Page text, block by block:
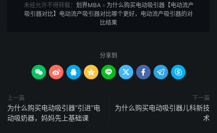
未经允许不得转载： 划界MBA» 为什么购买电动吸引器【电动流产
吸引器对比】电动流产吸引器对比哪个更好，电动流产吸引器的对
比结果
分享到
        
上一篇
为什么购买电动吸引器“引进”电
动吸奶器，妈妈先上基础课
下一篇
为什么购买电动吸引器儿科新技
术